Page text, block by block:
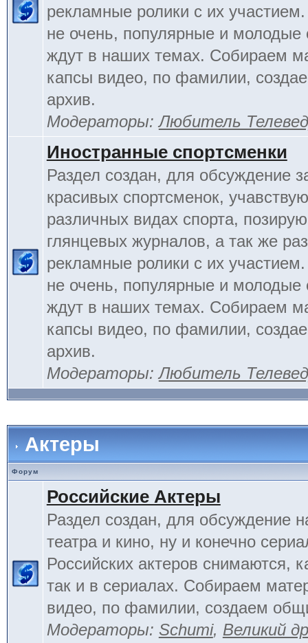
рекламные ролики с их
не очень, популярные и молодые
ждут в наших темах. Собираем
капсы видео, по фамилии,
архив.
Модераторы:Любитель
Иностранные спортсменки
Раздел создан, для обсуждение
красивых спортсменок,
различных видах спорта,
глянцевых журналов, а так же
рекламные ролики с их
не очень, популярные и молодые
ждут в наших темах. Собираем
капсы видео, по фамилии,
архив.
Модераторы:Любитель
Актеры
Форум
Российские Актеры
Раздел создан, для обсуждение
театра и кино, ну и конечно
Российских актеров снимаются,
так и в сериалах. Собираем
видео, по фамилии, создаем
Модераторы: Schumi, Великий